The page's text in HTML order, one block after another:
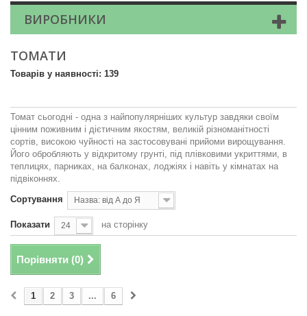
ВИРОБНИКИ
ТОМАТИ
Товарів у наявності: 139
Томат сьогодні - одна з найпопулярніших культур завдяки своїм
цінним поживним і дієтичним якостям, великій різноманітності
сортів, високою чуйності на застосовувані прийоми вирощування.
Його обробляють у відкритому грунті, під плівковими укриттями, в
теплицях, парниках, на балконах, лоджіях і навіть у кімнатах на
підвіконнях.
Сортування
Назва: від А до Я
Показати 24 на сторінку
Порівняти (0)
1 2 3 ... 6